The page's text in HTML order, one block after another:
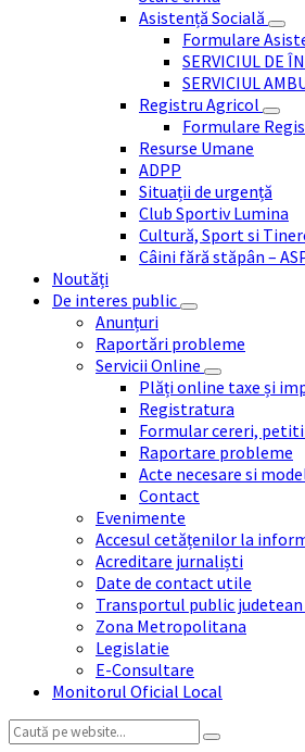
Asistență Socială
Formulare
SERVICIUL DE
SERVICIUL
Registru Agricol
Formulare
Resurse Umane
ADPP
Situații de urgență
Club Sportiv Lumina
Cultură, Sport si
Câini fără stăpân –
Noutăți
De interes public
Anunțuri
Raportări probleme
Servicii Online
Plăți online taxe și
Registratura
Formular cereri,
Raportare probleme
Acte necesare si
Contact
Evenimente
Accesul cetățenilor la
Acreditare jurnaliști
Date de contact utile
Transportul public judetean
Zona Metropolitana
Legislatie
E-Consultare
Monitorul Oficial Local
Search: